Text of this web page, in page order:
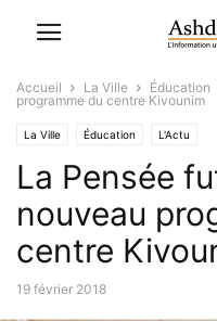
Accueil La Ville Éducation
programme du centre Kivounim
La Ville Éducation L'Actu
La Pensée
nouveau
centre
19 février 2018